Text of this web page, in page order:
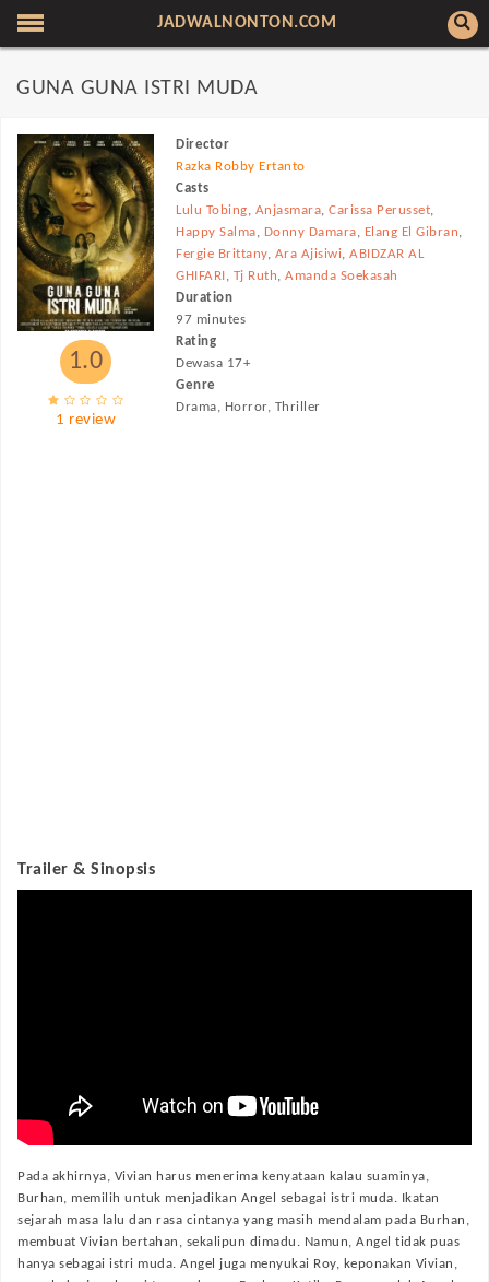
JADWALNONTON.COM
GUNA GUNA ISTRI MUDA
1.0
1 review
Director
Razka Robby Ertanto
Casts
Lulu Tobing, Anjasmara,Carissa Perusset,
Happy Salma, Donny Damara, Elang El Gibran,
Fergie Brittany, Ara Ajisiwi,ABIDZAR AL
GHIFARI, Tj Ruth,Amanda Soekasah
Duration
97 minutes
Rating
Dewasa 17+
Genre
Drama, Horror, Thriller
Trailer & Sinopsis
Pada akhirnya, Vivian harus menerima kenyataan kalau suaminya,
Burhan, memilih untuk menjadikan Angel sebagai istri muda. Ikatan
sejarah masa lalu dan rasa cintanya yang masih mendalam pada Burhan,
membuat Vivian bertahan, sekalipun dimadu. Namun, Angel tidak puas
hanya sebagai istri muda. Angel juga menyukai Roy, keponakan Vivian,